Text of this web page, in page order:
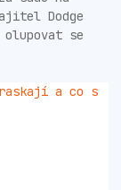
Dodge
olupovat se